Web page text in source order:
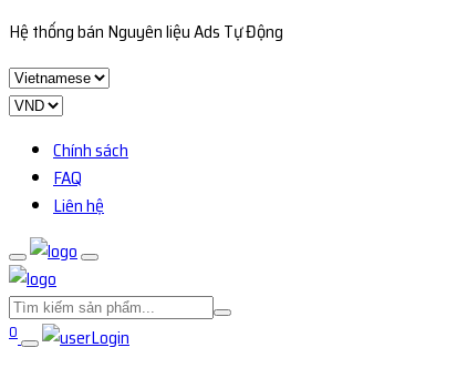
Hệ thống bán Nguyên liệu Ads Tự Động
Chính sách
FAQ
Liên hệ
0
Login